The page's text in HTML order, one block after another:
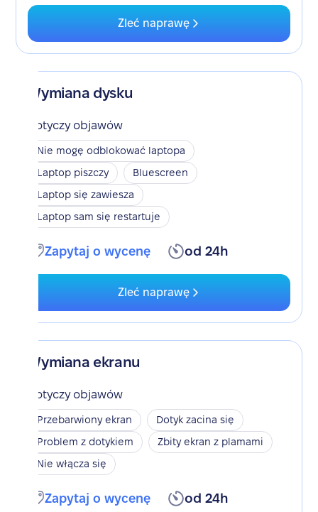
Zleć naprawę
Wymiana dysku
Dotyczy objawów
Nie mogę odblokować laptopa
Laptop piszczy
Bluescreen
Laptop się zawiesza
Laptop sam się restartuje
Zapytaj o wycenę od 24h
Zleć naprawę
Wymiana ekranu
Dotyczy objawów
Przebarwiony ekran
Dotyk zacina się
Problem z dotykiem
Zbity ekran z plamami
Nie włącza się
Zapytaj o wycenę od 24h